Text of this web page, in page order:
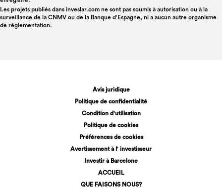
Les projets publiés dans inveslar.com ne sont pas soumis à autorisation ou à la
surveillance de la CNMV ou de la Banque d'Espagne, ni a aucun autre organisme
de réglementation.
Avis juridique
Politique de confidentialité
Condition d'utilisation
Politique de cookies
Préférences de cookies
Avertissement à l' investisseur
Investir à Barcelone
ACCUEIL
QUE FAISONS NOUS?